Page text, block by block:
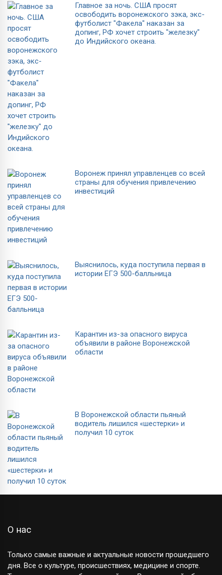
Главное за ночь. CША просят
освободить воронежского зэка, экс-
футболист "Факела" наказан за
допинг, РФ хочет строить "железку"
до Индийского океана.
Воронеж принял управленцев со всей
страны для обучения привлечению
инвестиций
Выяснилось, куда поступила первая в
истории ЕГЭ 500-балльница
Карантин из-за опасного вируса
объявили в районе Воронежской
области
В Воронежской области пьяный
водитель лишился «шестерки» и
получил 10 суток
О нас
Только самые важные и актуальные новости прошедшего
дня. Все о культуре, происшествиях, медицине и спорте.